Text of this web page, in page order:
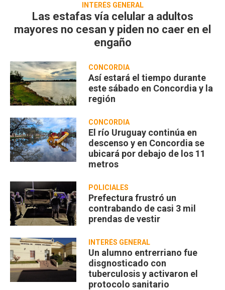
INTERÉS GENERAL
Las estafas vía celular a adultos
mayores no cesan y piden no caer en el
engaño
CONCORDIA
Así estará el tiempo durante
este sábado en Concordia y la
región
CONCORDIA
El río Uruguay continúa en
descenso y en Concordia se
ubicará por debajo de los 11
metros
POLICIALES
Prefectura frustró un
contrabando de casi 3 mil
prendas de vestir
INTERÉS GENERAL
Un alumno entrerriano fue
disgnosticado con
tuberculosis y activaron el
protocolo sanitario